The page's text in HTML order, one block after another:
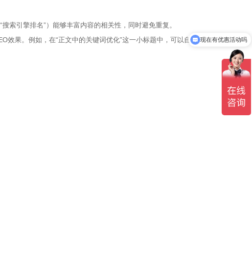
索引擎排名”）能够丰富内容的相关性，同时避免重复。
果。例如，在“正文中的关键词优化”这一小标题中，可以自然地包现在有优惠活动吗